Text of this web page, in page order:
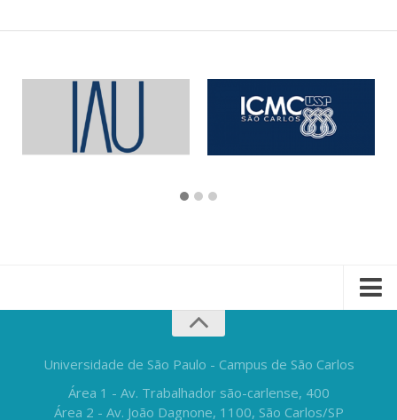
Universidade de São Paulo - Campus de São Carlos
Área 1 - Av. Trabalhador são-carlense, 400
Área 2 - Av. João Dagnone, 1100, São Carlos/SP